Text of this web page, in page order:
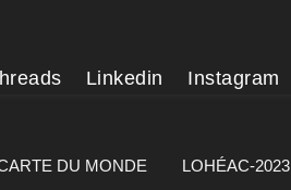
Linkedin Instagram
DU MONDE LOHÉAC-2023